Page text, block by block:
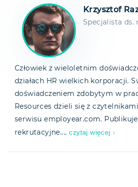
Krzysztof
Specjalista ds.
Człowiek z wieloletnim
działach HR wielkich korporacji.
doświadczeniem zdobytym w
Resources dzieli się z
serwisu employear.com.
rekrutacyjne.... czytaj więcej